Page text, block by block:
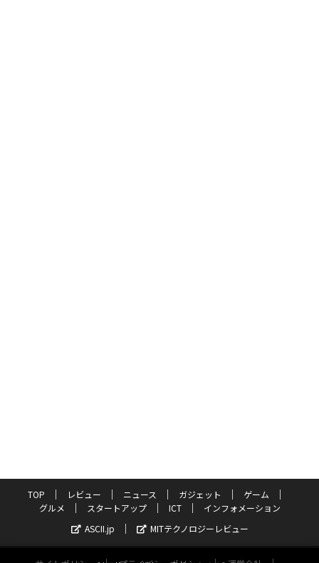
TOP レビュー ニュース ガジェット
ゲーム
グルメ
スタートアップ ICT
インフォメーション
ASCII.jp
MITテクノロジーレビュー